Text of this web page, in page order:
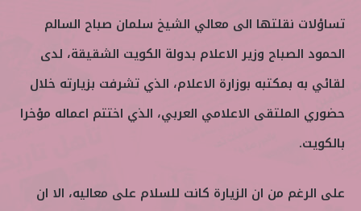
تساؤلات نقلتها الى معالي الشيخ سلمان صباح السالم
الحمود الصباح وزير الاعلام بدولة الكويت الشقيقة، لدى
لقائي به بمكتبه بوزارة الاعلام، الذي تشرفت بزيارته خلال
حضوري الملتقى الاعلامي العربي، الذي اختتم اعماله مؤخرا
بالكويت.
على الرغم من ان الزيارة كانت للسلام على معاليه، الا ان